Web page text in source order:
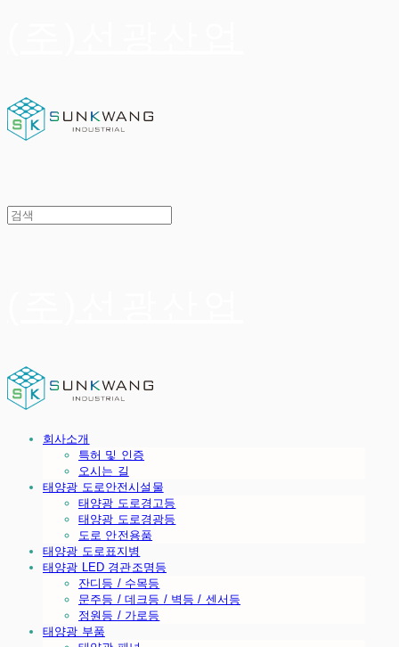
회사소개
특허 및 인증
오시는 길
태양광 도로안전시설물
태양광 도로경고등
태양광 도로경광등
도로 안전용품
태양광 도로표지병
태양광 LED 경관조명등
잔디등 / 수목등
문주등 / 데크등 / 벽등 / 센서등
정원등 / 가로등
태양광 부품